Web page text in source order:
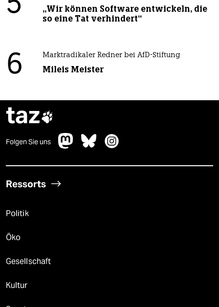
„Wir können Software entwickeln, die
so eine Tat verhindert“
6 Marktradikaler Redner bei AfD-Stiftung
Mileis Meister
taz
Folgen Sie uns
Ressorts
Politik
Öko
Gesellschaft
Kultur